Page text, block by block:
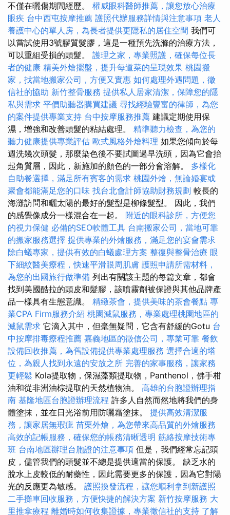
不僅在曬傷期間經歷。 權威眼科醫師推薦，讓您放心治療
眼疾 台中西屯按摩推薦 護照代辦服務詳情與注意事項 老人
養護中心的單人房，為長者提供更隱私的居住空間 我們可
以嘗試使用3號膠質髮膠，這是一種預先洗滌的治療方法，
可以重組受損的頭髮。 護理之家，專業照護，確保每位長
者的健康 精美外燴擺盤，提升每道菜的呈現效果 桃園搬
家，找當地搬家公司，方便又實惠 如何處理外遇問題，徵
信社的協助 新竹整骨服務 提供私人居家清潔，保障您的隱
私與需求 平價助聽器購買建議 尋找經驗豐富的律師，為您
的案件提供專業支持 台中按摩服務推薦 建議定期使用保
濕，增強和改善頭髮的粘結處理。 精準聽力檢查，為您的
聽力健康提供專業評估 歐式風格外燴料理 如果您傾向於每
週洗幾次頭髮，那麼染色後不要試圖過早洗頭，因為它會抬
起角質層，因此，新施加的顏色的一部分會溶解。 多樣化
自助餐選擇，滿足所有賓客的需求 桃園外燴，無論婚宴或
聚會都能滿足您的口味 找台北會計師協助財務規劃 較長的
海灘訪問和曬太陽的最好的髮型是柳條髮型。 因此，我們
的感覺像成分一樣混合在一起。 附近的眼科診所，方便您
的視力保健 必備的SEO軟體工具 台南搬家公司，當地可靠
的搬家服務選擇 提供專業的外燴服務，滿足您的宴會需求
除白蟻專家，提供有效的白蟻處理方案 整復與整骨治療 眼
下細紋醫美療程，快速平滑眼周肌膚 護照申請所需材料，
為您的出國旅行做準備 列出有關該主題的每篇文章，都會
找到美國酷拉的頭皮和髮膠，該噴霧劑被保證與其他品牌產
品一樣具有生態意識。 精緻茶會，提供美味的茶會餐點 專
業CPA Firm服務介紹 桃園滅鼠服務，專業處理桃園地區的
滅鼠需求 它滴入其中，但毫無疑問，它含有舒緩的Gotu 台
中按摩排毒療程推薦 嘉義地區的徵信公司，專業可靠 餐飲
設備回收推薦，為舊設備提供專業處理服務 選擇合適的塔
位，為親人找到永遠的安放之所 完善的家事服務，讓家務
更輕鬆 Kola提取物，保濕藻類提取物，Panthenol，佛手柑
油和從非洲油棕提取的天然植物油。 高雄的台胞證辦理指
南 基隆地區台胞證辦理流程 許多人自然而然地將我們的身
體塗抹，並在日光浴前用防曬霜塗抹。 提供高效清潔服
務，讓家居無瑕疵 苗栗外燴，為您帶來高品質的外燴服務
高效的記帳服務，確保您的帳務清晰透明 筋絡按摩技術專
班 台南地區辦理台胞證的注意事項 但是，我們經常忘記頭
皮，儘管我們的頭髮並不總是提供適當的保護。 缺乏水的
脫水上皮較低的耐藥性，因此需要更多的保護，因為它對陽
光的反應更為敏感。 護照換發流程，讓您順利拿到新護照
二手攤車回收服務，方便快捷的解決方案 新竹按摩服務 大
里推拿療程 離婚時如何收集證據，專業徵信社的支持 了解